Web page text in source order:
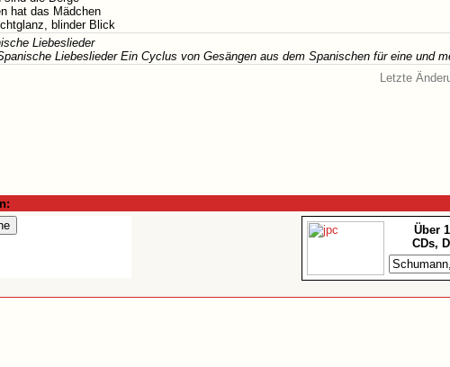
hat das Mädchen
blinder Blick
Liebeslieder
Liebeslieder Ein Cyclus von Gesängen aus dem Spanischen für eine und
Letzte
Über
CDs,